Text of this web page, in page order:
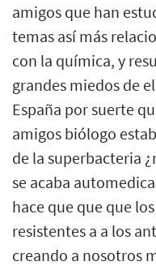
amigos que han
temas así más
con la química, y
grandes miedos de
España por suerte
amigos biólogo
de la superbacteria
se acaba
hace que que que
resistentes a a los
creando a nosotros